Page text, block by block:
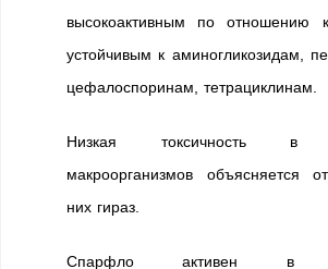
высокоактивным по отношению к
устойчивым к аминогликозидам,
цефалоспоринам, тетрациклинам.
Низкая токсичность в
макроорганизмов объясняется
них гираз.
Спарфло активен в